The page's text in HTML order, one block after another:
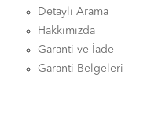
Detaylı Arama
Hakkımızda
Garanti ve İade
Garanti Belgeleri